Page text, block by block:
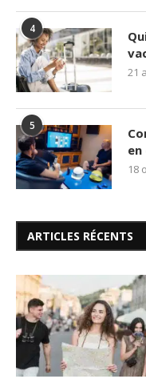
4
21
5
en
18
ARTICLES RÉCENTS